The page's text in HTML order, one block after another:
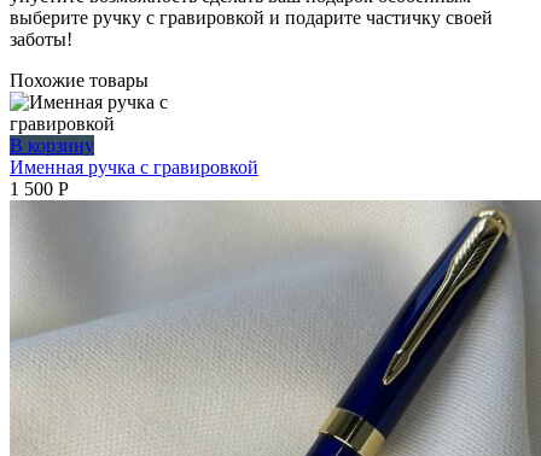
выберите ручку с гравировкой и подарите частичку своей
заботы!
Похожие товары
В корзину
Именная ручка с гравировкой
1 500 Р